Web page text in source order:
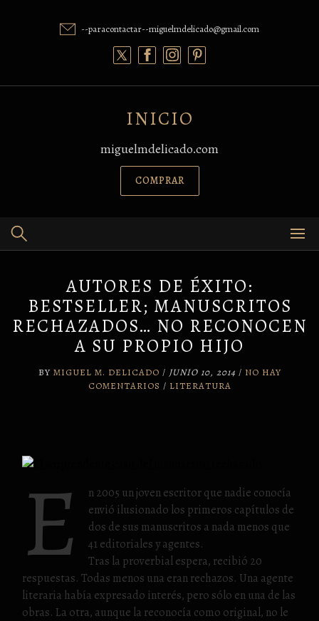
--paracontactar--miguelmdelicado@gmail.com
INICIO
miguelmdelicado.com
COMPRAR
AUTORES DE ÉXITO:
BESTSELLER; MANUSCRITOS
RECHAZADOS… NO RECONOCEN
A SU PROPIO HIJO
BY MIGUEL M. DELICADO / JUNIO 10, 2014 / NO HAY
COMENTARIOS / LITERATURA
E
n 2005 un joven escritor que nadie conocía
envió ilusionado los primeros capítulos de
dos de sus manuscritos a nada menos que
41 editoriales y agentes.
Tras la proverbial espera, recibió 20
respuestas. Todas menos una eran rechazos. Una agente
literaria había expresado interés, pero sólo en una de las
obras. La otra, aunque la reconocía como original, no le